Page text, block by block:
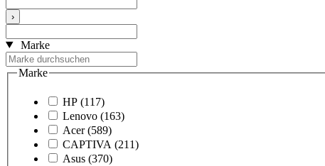
›
Marke
Marke
HP (117)
Lenovo (163)
Acer (589)
CAPTIVA (211)
Asus (370)